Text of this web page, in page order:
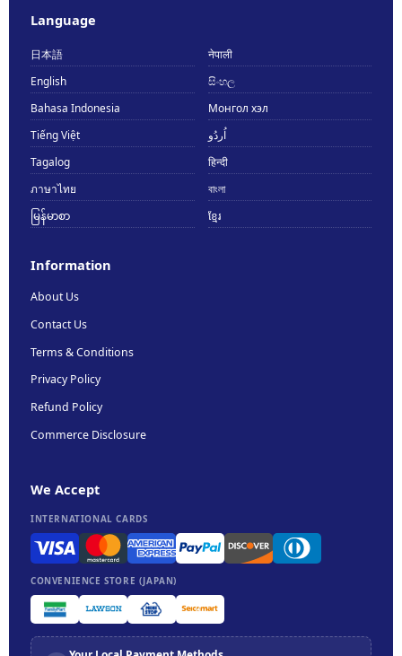
Language
日本語
नेपाली
English
සිංහල
Bahasa Indonesia
Монгол хэл
Tiếng Việt
اُردُو
Tagalog
हिन्दी
ภาษาไทย
বাংলা
မြန်မာစာ
ខ្មែរ
Information
About Us
Contact Us
Terms & Conditions
Privacy Policy
Refund Policy
Commerce Disclosure
We Accept
INTERNATIONAL CARDS
CONVENIENCE STORE (JAPAN)